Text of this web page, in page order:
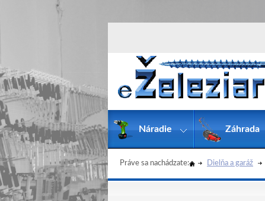
Práve sa nachádzate: Dielňa a garáž
Náradie Záhrada